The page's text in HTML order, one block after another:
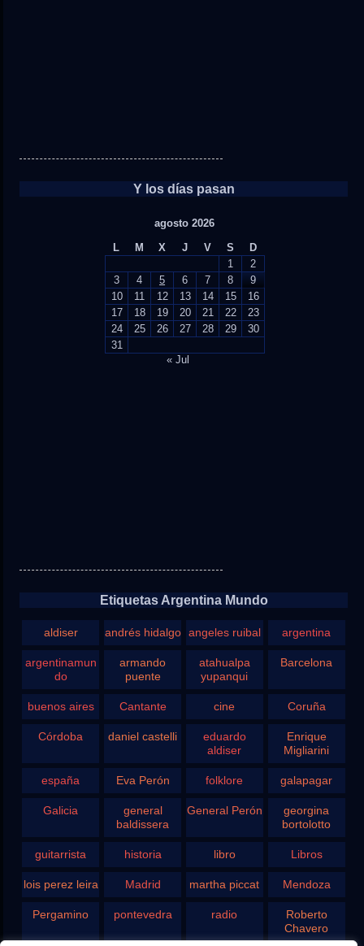
Y los días pasan
agosto 2026
L
M X J V S
D
1
2
3
4 5 6 7 8
9
10
11 12 13 14 15
16
17
18 19 20 21 22
23
24
25 26 27 28 29
30
31
« Jul
Etiquetas Argentina Mundo
aldiser andrés hidalgo angeles ruibal argentina
argentinamun
do
armando
puente
atahualpa
yupanqui
Barcelona
buenos aires Cantante cine Coruña
Córdoba daniel castelli
eduardo
aldiser
Enrique
Migliarini
españa Eva Perón folklore galapagar
Galicia
general
baldissera
General Perón
georgina
bortolotto
guitarrista historia libro Libros
lois perez leira Madrid martha piccat Mendoza
Pergamino pontevedra radio
Roberto
Chavero